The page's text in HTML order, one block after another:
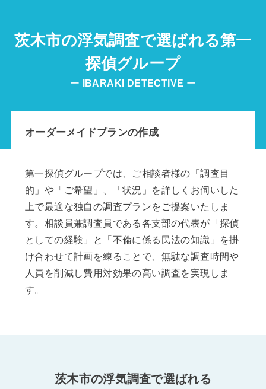
茨木市の浮気調査で選ばれる第一
探偵グループ
ー IBARAKI DETECTIVE ー
オーダーメイドプランの作成
第一探偵グループでは、ご相談者様の「調査目
的」や「ご希望」、「状況」を詳しくお伺いした
上で最適な独自の調査プランをご提案いたしま
す。相談員兼調査員である各支部の代表が「探偵
としての経験」と「不倫に係る民法の知識」を掛
け合わせて計画を練ることで、無駄な調査時間や
人員を削減し費用対効果の高い調査を実現しま
す。
茨木市の浮気調査で選ばれる